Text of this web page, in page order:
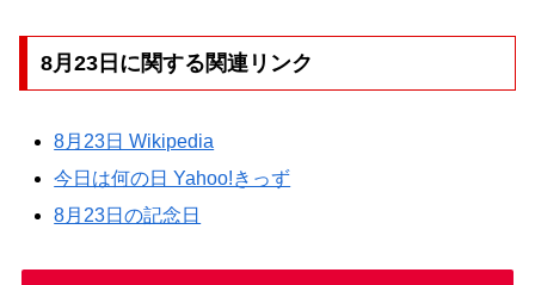
8月23日に関する関連リンク
8月23日 Wikipedia
今日は何の日 Yahoo!きっず
8月23日の記念日